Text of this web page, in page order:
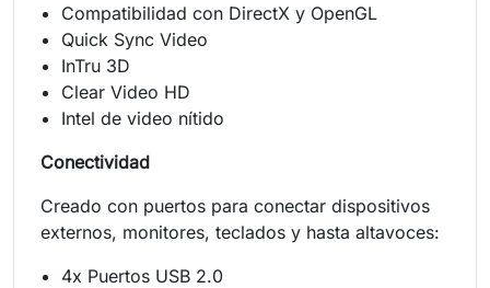
Compatibilidad con DirectX y OpenGL
Quick Sync Video
InTru 3D
Clear Video HD
Intel de video nítido
Conectividad
Creado con puertos para conectar dispositivos
externos, monitores, teclados y hasta altavoces:
4x Puertos USB 2.0